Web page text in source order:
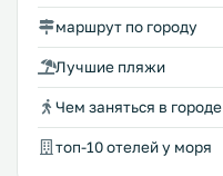
маршрут по городу
Лучшие пляжи
Чем заняться в городе
топ-10 отелей у моря